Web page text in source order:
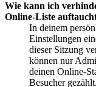
Wie kann ich
Online-Liste
In deinem
Einstellungen
dieser Sitzung
können nur
deinen Online-
Besucher gezählt.